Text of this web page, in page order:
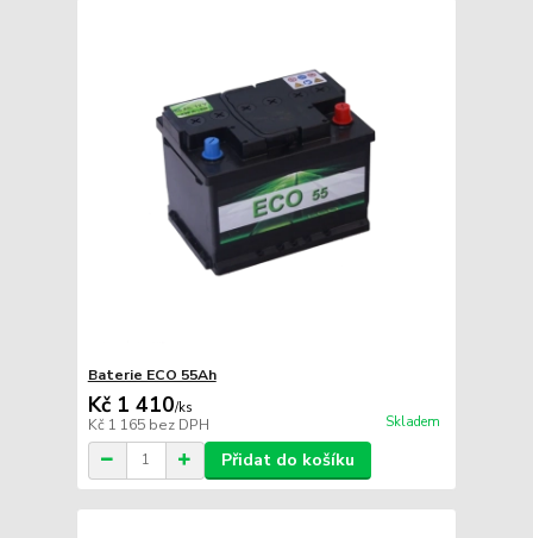
Baterie ECO 55Ah
Kč 1 410/ks
Kč 1 165 bez DPH Skladem
Přidat do košíku